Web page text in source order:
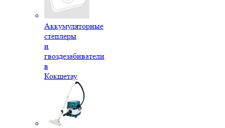
Аккумуляторные
степлеры
и
гвоздезабиватели
в
Кокшетау